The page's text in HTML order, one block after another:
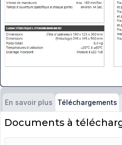
En savoir plus Téléchargements
Documents à